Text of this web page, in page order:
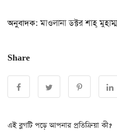
অনুবাদক: মাওলানা ডক্টর শাহ্‌
Share
এই ব্লগটি পড়ে আপনার প্রতিক্রিয়া কী?